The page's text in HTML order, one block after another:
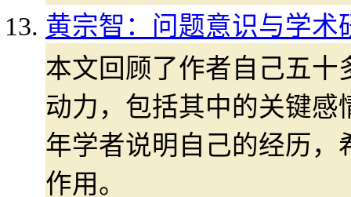
黄宗智：问题意识与学术
本文回顾了作者自己五
动力，包括其中的关键
年学者说明自己的经历
作用。